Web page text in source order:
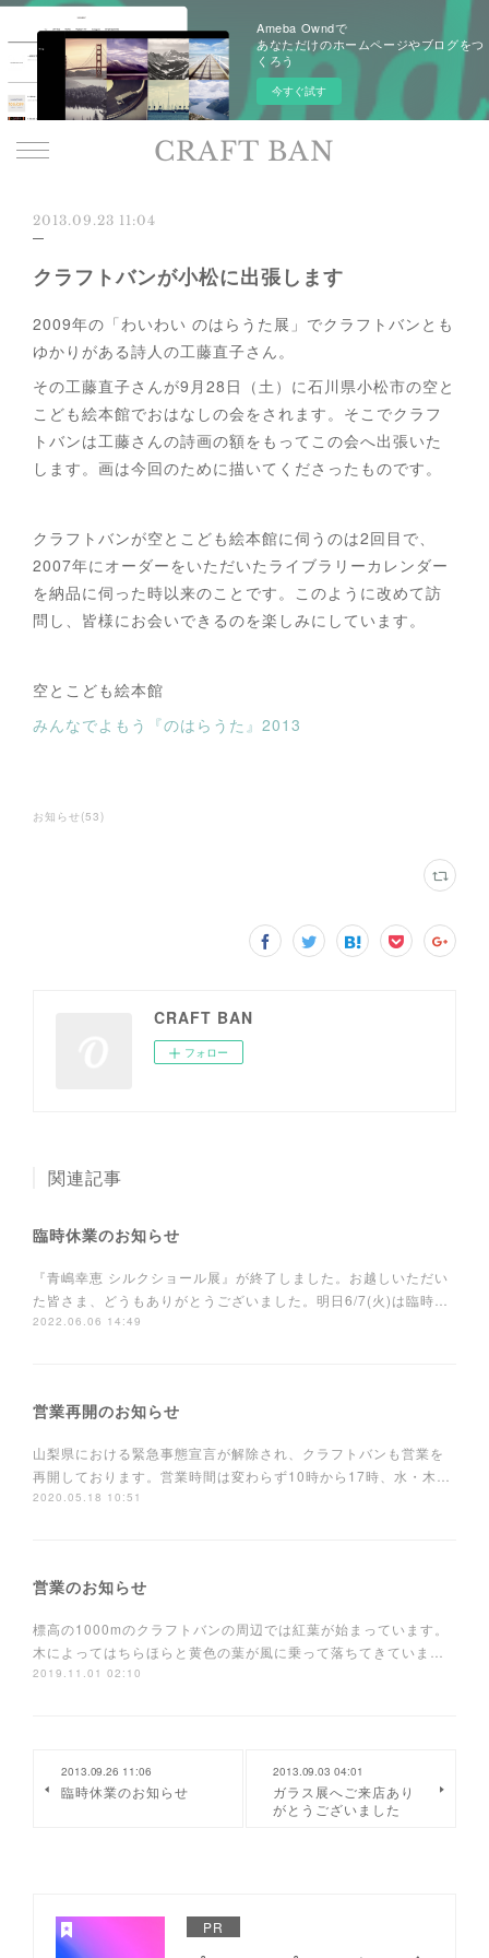
Ameba Owndで
あなただけのホームページやブログをつ
くろう
今すぐ試す
CRAFT BAN
2013.09.23 11:04
クラフトバンが小松に出張します
2009年の「わいわい のはらうた展」でクラフトバンとも
ゆかりがある詩人の工藤直子さん。
その工藤直子さんが9月28日（土）に石川県小松市の空と
こども絵本館でおはなしの会をされます。そこでクラフ
トバンは工藤さんの詩画の額をもってこの会へ出張いた
します。画は今回のために描いてくださったものです。
クラフトバンが空とこども絵本館に伺うのは2回目で、
2007年にオーダーをいただいたライブラリーカレンダー
を納品に伺った時以来のことです。このように改めて訪
問し、皆様にお会いできるのを楽しみにしています。
空とこども絵本館
みんなでよもう『のはらうた』2013
お知らせ(53)
CRAFT BAN
フォロー
関連記事
臨時休業のお知らせ
『青嶋幸恵 シルクショール展』が終了しました。お越しいただい
た皆さま、どうもありがとうございました。明日6/7(火)は臨時…
2022.06.06 14:49
営業再開のお知らせ
山梨県における緊急事態宣言が解除され、クラフトバンも営業を
再開しております。営業時間は変わらず10時から17時、水・木…
2020.05.18 10:51
営業のお知らせ
標高の1000mのクラフトバンの周辺では紅葉が始まっています。
木によってはちらほらと黄色の葉が風に乗って落ちてきていま…
2019.11.01 02:10
2013.09.26 11:06
臨時休業のお知らせ
2013.09.03 04:01
ガラス展へご来店あり
がとうございました
PR